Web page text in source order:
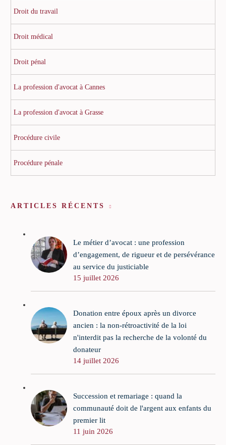
Droit du travail
Droit médical
Droit pénal
La profession d'avocat à Cannes
La profession d'avocat à Grasse
Procédure civile
Procédure pénale
ARTICLES RÉCENTS
Le métier d’avocat : une profession
d’engagement, de rigueur et de persévérance
au service du justiciable
15 juillet 2026
Donation entre époux après un divorce
ancien : la non-rétroactivité de la loi
n'interdit pas la recherche de la volonté du
donateur
14 juillet 2026
Succession et remariage : quand la
communauté doit de l'argent aux enfants du
premier lit
11 juin 2026